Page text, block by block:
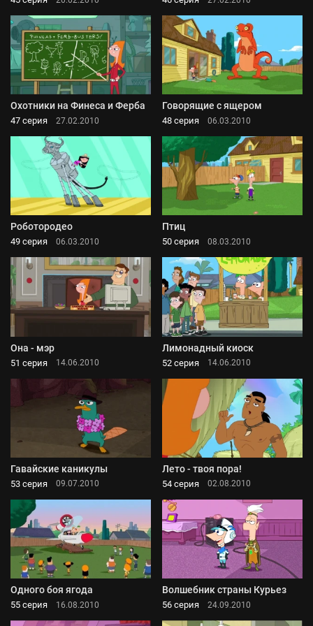
Охотники на Финеса и Ферба
47 серия 27.02.2010
Говорящие с ящером
48 серия 06.03.2010
Роботородео
49 серия 06.03.2010
Птиц
50 серия 08.03.2010
Она - мэр
51 серия 14.06.2010
Лимонадный киоск
52 серия 14.06.2010
Гавайские каникулы
53 серия 09.07.2010
Лето - твоя пора!
54 серия 02.08.2010
Одного боя ягода
55 серия 16.08.2010
Волшебник страны Курьез
56 серия 24.09.2010